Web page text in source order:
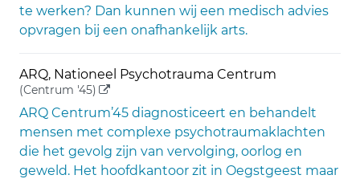
te werken? Dan kunnen wij een medisch advies
opvragen bij een onafhankelijk arts.
ARQ, Nationeel Psychotrauma Centrum
(Centrum '45) (externe link)
ARQ Centrum’45 diagnosticeert en behandelt
mensen met complexe psychotraumaklachten
die het gevolg zijn van vervolging, oorlog en
geweld. Het hoofdkantoor zit in Oegstgeest maar